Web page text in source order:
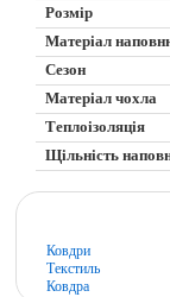
Розмір
Матеріал
Сезон
Матеріал чохла
Теплоізоляція
Щільність
Ковдри
Текстиль
Ковдра